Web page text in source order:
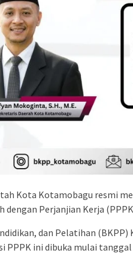
Kota Kotamobagu resmi
dengan Perjanjian Kerja
dan Pelatihan
PPPK ini dibuka mulai